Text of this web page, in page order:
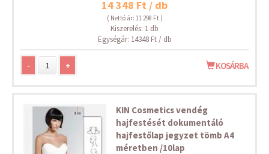
14 348 Ft / db
( Nettó ár: 11 298 Ft )
Kiszerelés: 1 db
Egységár: 14348 Ft / db
- + KOSÁRBA
KIN Cosmetics vendég
hajfestését dokumentáló
hajfestőlap jegyzet tömb A4
méretben /10lap